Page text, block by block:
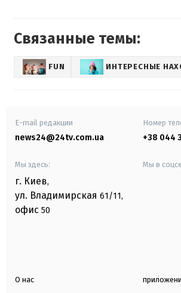
Связанные темы:
FUN ИНТЕРЕСНЫЕ
E-mail редакции
news24@24tv.com.ua
Номер
+38 044
Мы здесь:
г. Киев,
ул. Владимирская 61/11,
офис 50
Мы в
О нас